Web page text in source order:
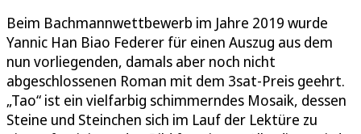
Beim Bachmannwettbewerb im Jahre 2019 wurde
Yannic Han Biao Federer für einen Auszug aus dem
nun vorliegenden, damals aber noch nicht
abgeschlossenen Roman mit dem 3sat-Preis geehrt.
„Tao“ ist ein vielfarbig schimmerndes Mosaik, dessen
Steine und Steinchen sich im Lauf der Lektüre zu